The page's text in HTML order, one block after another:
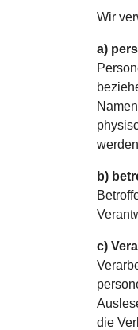
Wir
a)
b)
c)
die